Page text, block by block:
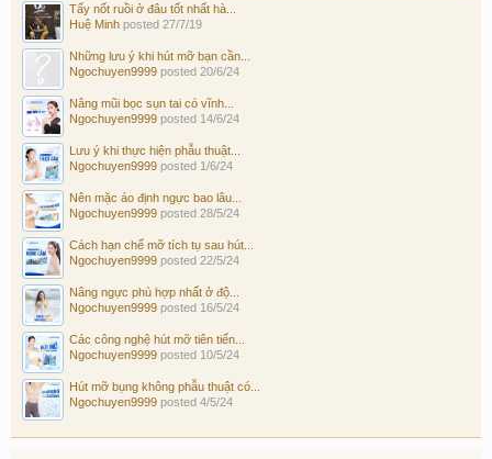
Tẩy nốt ruồi ở đâu tốt nhất hà...
Huệ Minh posted 27/7/19
Những lưu ý khi hút mỡ bạn cần...
Ngochuyen9999 posted 20/6/24
Nâng mũi bọc sụn tai có vĩnh...
Ngochuyen9999 posted 14/6/24
Lưu ý khi thực hiện phẫu thuật...
Ngochuyen9999 posted 1/6/24
Nên mặc áo định ngực bao lâu...
Ngochuyen9999 posted 28/5/24
Cách hạn chế mỡ tích tụ sau hút...
Ngochuyen9999 posted 22/5/24
Nâng ngực phù hợp nhất ở độ...
Ngochuyen9999 posted 16/5/24
Các công nghệ hút mỡ tiên tiến...
Ngochuyen9999 posted 10/5/24
Hút mỡ bụng không phẫu thuật có...
Ngochuyen9999 posted 4/5/24